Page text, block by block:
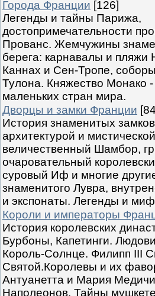
Города Франции [126]
Легенды и тайны Парижа,
достопримечательности
Прованс. Жемчужины
берега: карнавалы и
Каннах и Сен-Тропе,
Тулона. Княжество Монако
маленьких стран мира.
Дворцы и замки Франции
История знаменитых
архитектурой и
величественный Шамбор,
очаровательный
суровый Иф и многие
знаменитого Лувра,
и экспонаты. Легенды и
Короли и императоры
История королевских
Бурбоны, Капетинги.
Король-Солнце. Филипп III
Святой.Королевы и их
Антуанетта и Мария
Наполеонов. Тайны